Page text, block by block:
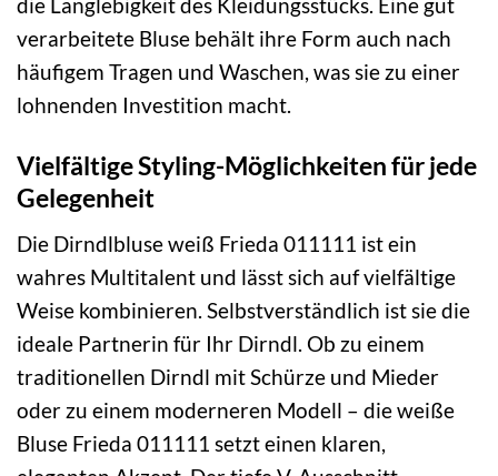
die Langlebigkeit des Kleidungsstücks. Eine gut
verarbeitete Bluse behält ihre Form auch nach
häufigem Tragen und Waschen, was sie zu einer
lohnenden Investition macht.
Vielfältige Styling-Möglichkeiten für jede
Gelegenheit
Die Dirndlbluse weiß Frieda 011111 ist ein
wahres Multitalent und lässt sich auf vielfältige
Weise kombinieren. Selbstverständlich ist sie die
ideale Partnerin für Ihr Dirndl. Ob zu einem
traditionellen Dirndl mit Schürze und Mieder
oder zu einem moderneren Modell – die weiße
Bluse Frieda 011111 setzt einen klaren,